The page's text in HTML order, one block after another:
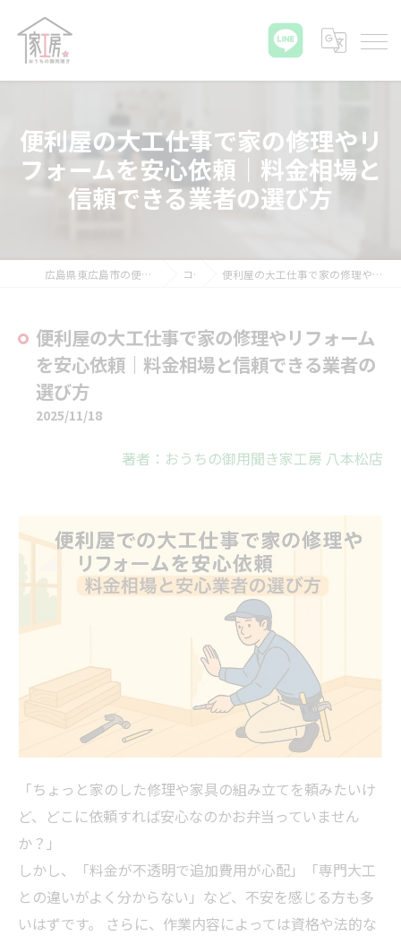
便利屋の大工仕事で家の修理やリ
フォームを安心依頼｜料金相場と
信頼できる業者の選び方
広島県東広島市の便利屋ならおうちの御用聞き家工房 八本松店 コラム 便利屋の大工仕事で家の修理やリフォームを安心依頼｜料金相場と信頼できる業者の選び方
便利屋の大工仕事で家の修理やリフォーム
を安心依頼｜料金相場と信頼できる業者の
選び方
2025/11/18
著者：おうちの御用聞き家工房 八本松店
「ちょっと家のした修理や家具の組み立てを頼みたいけ
ど、どこに依頼すれば安心なのかお弁当っていません
か？」
しかし、「料金が不透明で追加費用が心配」「専門大工
との違いがよく分からない」など、不安を感じる方も多
いはずです。 さらに、作業内容によっては資格や法的な